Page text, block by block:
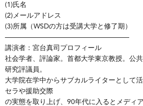
(1)氏名
(2)メールアドレス
(3)所属（WSDの方は受講大学と修了期）
——————————————————
講演者：宮台真司プロフィール
社会学者、評論家。首都大学東京教授。公
研究評議員。
大学院在学中からサブカルライターとして
セラや援助交際
の実態を取り上げ、90年代に入るとメディ